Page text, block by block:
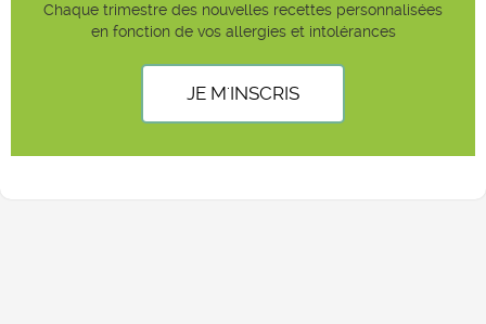
Chaque trimestre des nouvelles recettes personnalisées
en fonction de vos allergies et intolérances
JE M'INSCRIS